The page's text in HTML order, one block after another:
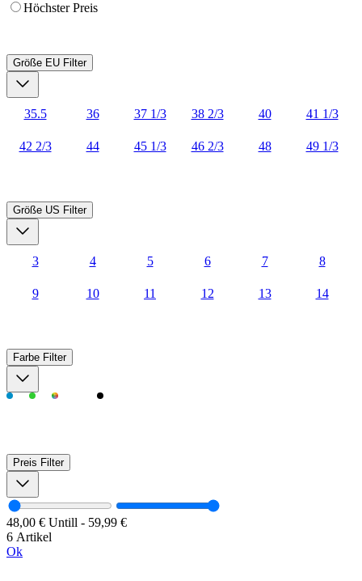
Höchster Preis
Größe EU Filter
35.5 36 37 1/3 38 2/3 40 41 1/3
42 2/3 44 45 1/3 46 2/3 48 49 1/3
Größe US Filter
3 4 5 6 7 8
9 10 11 12 13 14
Farbe Filter
Preis Filter
48,00 € Untill - 59,99 €
6 Artikel
Ok